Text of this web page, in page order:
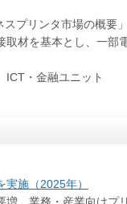
プリンタ市場の概要
取材を基本とし、一部
・金融ユニット
施（2025年）